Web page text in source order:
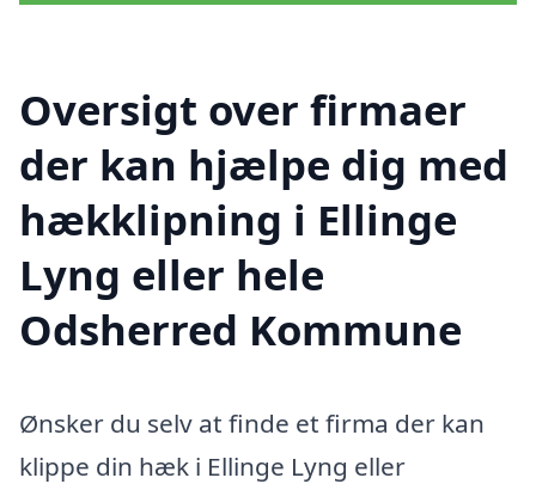
Oversigt over firmaer
der kan hjælpe dig med
hækklipning i Ellinge
Lyng eller hele
Odsherred Kommune
Ønsker du selv at finde et firma der kan
klippe din hæk i Ellinge Lyng eller